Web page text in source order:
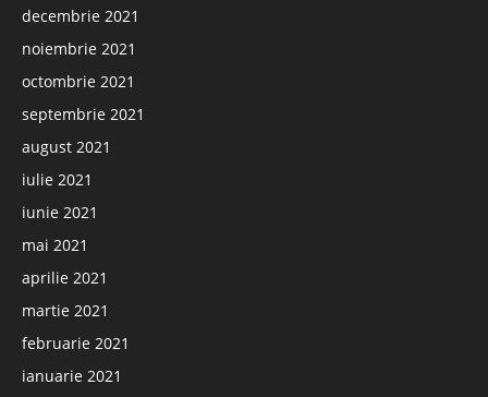
decembrie 2021
noiembrie 2021
octombrie 2021
septembrie 2021
august 2021
iulie 2021
iunie 2021
mai 2021
aprilie 2021
martie 2021
februarie 2021
ianuarie 2021